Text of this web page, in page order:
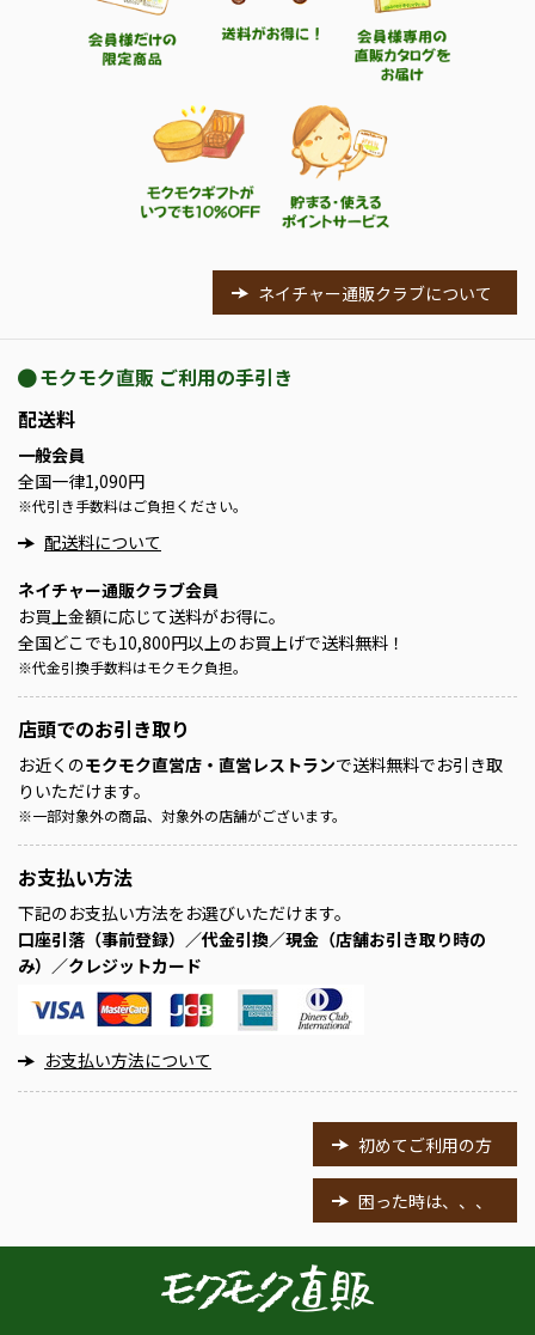
ネイチャー通販クラブについて
モクモク直販 ご利用の手引き
配送料
一般会員
全国一律1,090円
※代引き手数料はご負担ください。
配送料について
ネイチャー通販クラブ会員
お買上金額に応じて送料がお得に。
全国どこでも10,800円以上のお買上げで送料無料！
※代金引換手数料はモクモク負担。
店頭でのお引き取り
お近くのモクモク直営店・直営レストランで送料無料でお引き取
りいただけます。
※一部対象外の商品、対象外の店舗がございます。
お支払い方法
下記のお支払い方法をお選びいただけます。
口座引落（事前登録）／代金引換／現金（店舗お引き取り時の
み）／クレジットカード
お支払い方法について
初めてご利用の方
困った時は、、、